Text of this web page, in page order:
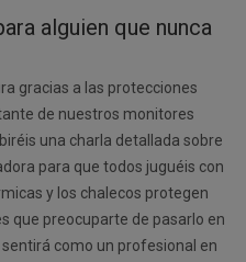
alguien que nunca
gracias a las protecciones
de nuestros monitores
una charla detallada sobre
para que todos juguéis con
y los chalecos protegen
que preocuparte de pasarlo en
sentirá como un profesional en